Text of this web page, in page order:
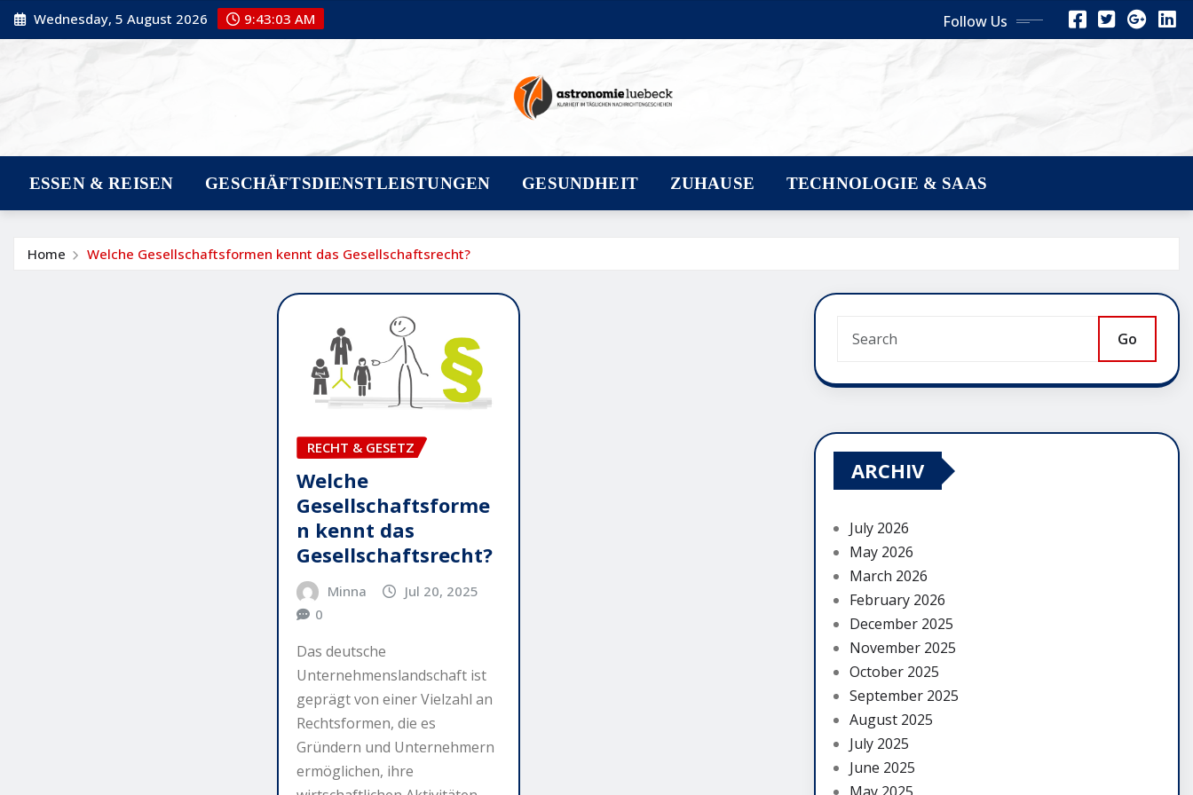
Skip
to
Wednesday, 5 August 2026 9:43:04 AM Follow Us
ESSEN & REISEN GESCHÄFTSDIENSTLEISTUNGEN GESUNDHEIT ZUHAUSE TECHNOLOGIE & SAAS
Home Welche Gesellschaftsformen kennt das Gesellschaftsrecht?
RECHT & GESETZ
Welche
Gesellschaftsforme
n kennt das
Gesellschaftsrecht?
Minna
Jul 20, 2025
0
Das deutsche
Unternehmenslandschaft ist
geprägt von einer Vielzahl an
Rechtsformen, die es
Gründern und Unternehmern
ermöglichen, ihre
Go
ARCHIV
July 2026
May 2026
March 2026
February 2026
December 2025
November 2025
October 2025
September 2025
August 2025
July 2025
June 2025